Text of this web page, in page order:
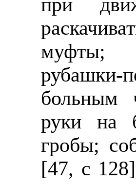
муфты;
рубашки-
больным
руки на
гробы;
[47, с